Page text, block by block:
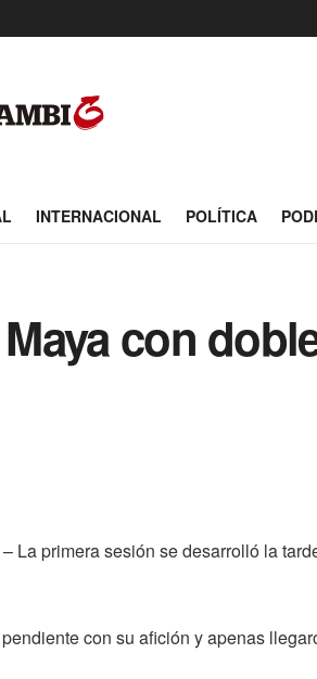
INTERNACIONAL POLÍTICA
con
primera sesión se desarrolló la
con su afición y apenas